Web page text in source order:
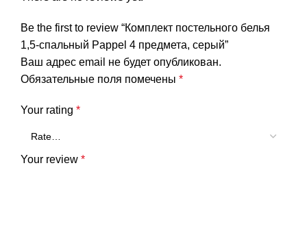
Be the first to review “Комплект постельного белья
1,5-спальный Pappel 4 предмета, серый”
Ваш адрес email не будет опубликован.
Обязательные поля помечены *
Your rating *
Your review *